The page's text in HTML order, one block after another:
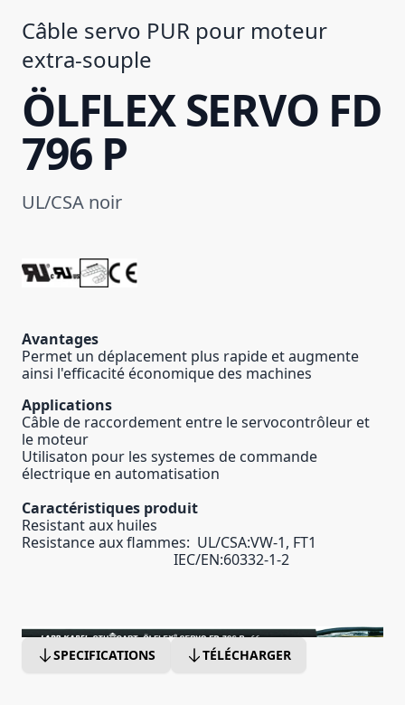
Câble servo PUR pour moteur
extra-souple
ÖLFLEX SERVO FD
796 P
UL/CSA noir
Avantages
Permet un déplacement plus rapide et augmente
ainsi l'efficacité économique des machines
Applications
Câble de raccordement entre le servocontrôleur et
le moteur
Utilisaton pour les systemes de commande
électrique en automatisation
Caractéristiques produit
Resistant aux huiles
Resistance aux flammes: UL/CSA:VW-1, FT1
IEC/EN:60332-1-2
SPECIFICATIONS TÉLÉCHARGER